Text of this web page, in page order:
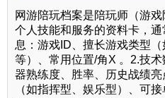
网游陪玩档案是陪玩师（游
个人技能和服务的资料卡，
息：游戏ID、擅长游戏类型
等）、常用位置/角X 。2.技
器熟练度、胜率、历史战绩
（如指挥型、娱乐型）、可